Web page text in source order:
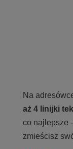
Na
aż 4 linijki
co najlepsze
zmieścisz